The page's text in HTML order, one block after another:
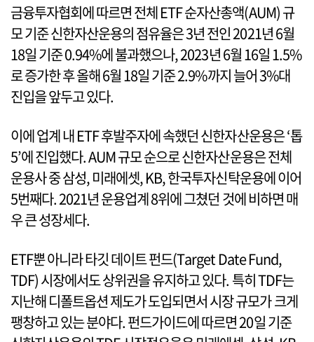
금융투자협회에 따르면 전체 ETF 순자산총액(AUM) 규
모 기준 신한자산운용의 점유율은 3년 전인 2021년 6월
18일 기준 0.94%에 불과했으나, 2023년 6월 16일 1.5%
로 증가한 후 올해 6월 18일 기준 2.9%까지 늘어 3%대
진입을 앞두고 있다.
이에 업계 내 ETF 후발주자에 속했던 신한자산운용은 ‘톱
5’에 진입했다. AUM 규모 순으로 신한자산운용은 전체
운용사 중 삼성, 미래에셋, KB, 한국투자신탁운용에 이어
5번째다. 2021년 운용업계 8위에 그쳤던 것에 비하면 매
우 큰 성장세다.
ETF뿐 아니라 타깃 데이트 펀드(Target Date Fund,
TDF) 시장에서도 상위권을 유지하고 있다. 특히 TDF는
지난해 디폴트옵션 제도가 도입되면서 시장 규모가 크게
팽창하고 있는 분야다. 펀드가이드에 따르면 20일 기준